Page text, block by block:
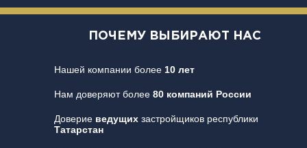
ПОЧЕМУ ВЫБИРАЮТ НАС
Нашей компании более 10 лет
Нам доверяют более 80 компаний России
Доверие ведущихзастройщиков республики
Татарстан